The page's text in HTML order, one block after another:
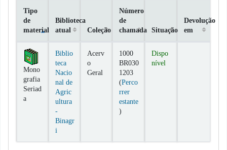
Exemplares
Tipo
de
material
Biblioteca
atual
Coleção
Número
de
chamada Situação
Devolução
em
Mono
grafia
Seriad
a
Biblio
teca
Nacio
nal de
Agric
ultura
-
Binagr
i
Acerv
o
Geral
1000
BR030
1203
(Perco
rrer
estante
(Abre abaixo)
)
Dispo
nível